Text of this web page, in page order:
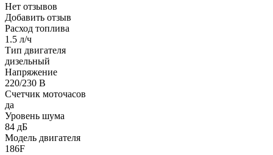
Нет отзывов
Добавить отзыв
Расход топлива
1.5 л/ч
Тип двигателя
дизельный
Напряжение
220/230 В
Счетчик моточасов
да
Уровень шума
84 дБ
Модель двигателя
186F